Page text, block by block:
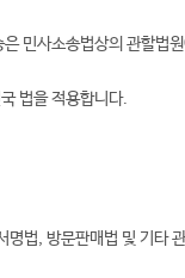
민사소송법상의 관할법
법을 적용합니다.
명법, 방문판매법 및 기타